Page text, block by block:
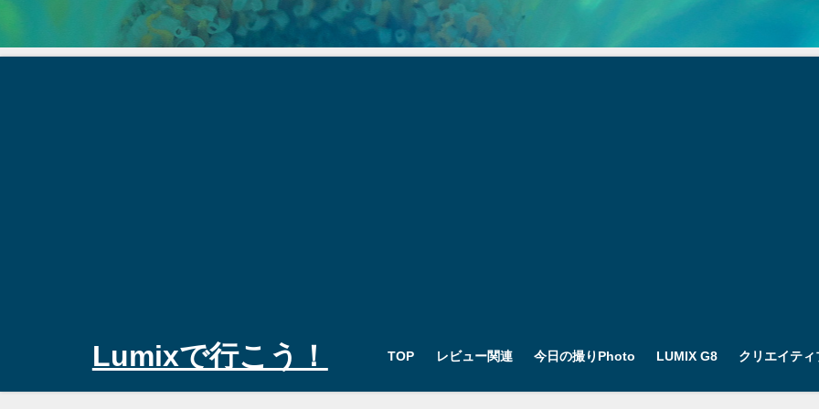
Lumixで行こう！ TOP レビュー関連 今日の撮りPhoto LUMIX G8 クリエイテ